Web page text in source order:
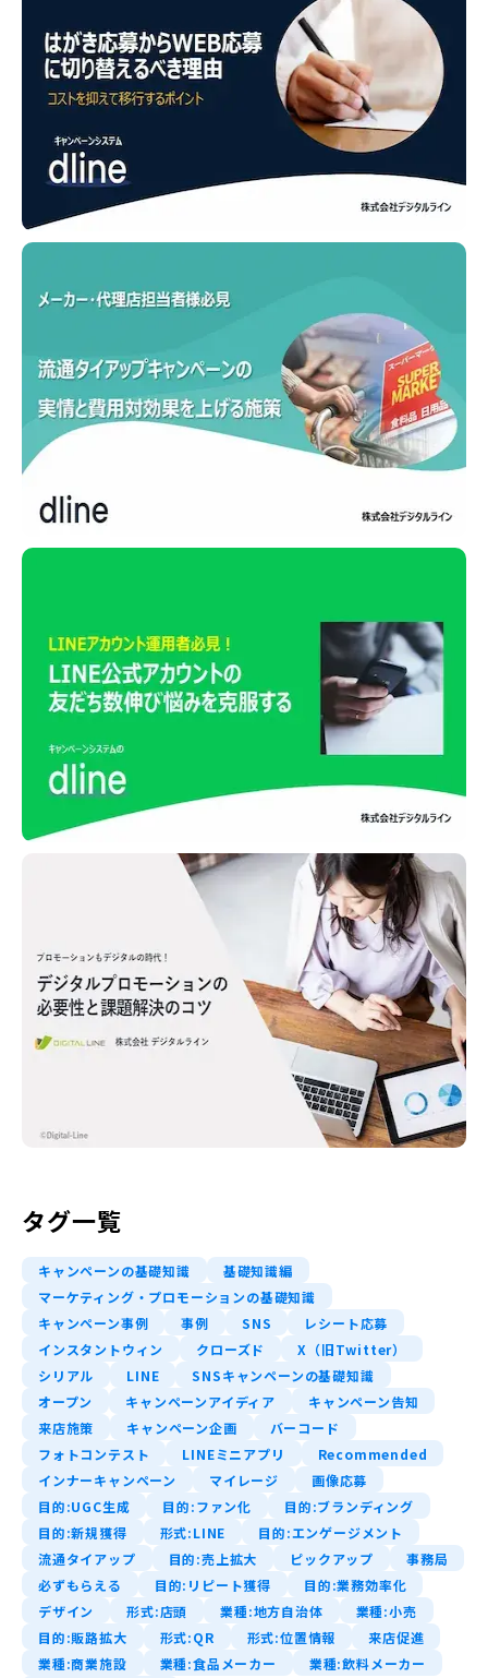
タグ一覧
キャンペーンの基礎知識
基礎知識編
マーケティング・プロモーションの基礎知識
キャンペーン事例
事例 SNS
レシート応募
インスタントウィン
クローズド
X（旧Twitter）
シリアル
LINE
SNSキャンペーンの基礎知識
オープン
キャンペーンアイディア
キャンペーン告知
来店施策
キャンペーン企画
バーコード
フォトコンテスト
LINEミニアプリ
Recommended
インナーキャンペーン
マイレージ
画像応募
目的:UGC生成
目的:ファン化
目的:ブランディング
目的:新規獲得
形式:LINE
目的:エンゲージメント
流通タイアップ
目的:売上拡大 ピックアップ
事務局
必ずもらえる
目的:リピート獲得
目的:業務効率化
デザイン
形式:店頭 業種:地方自治体
業種:小売
目的:販路拡大
形式:QR 形式:位置情報
来店促進
業種:商業施設
業種:食品メーカー
業種:飲料メーカー